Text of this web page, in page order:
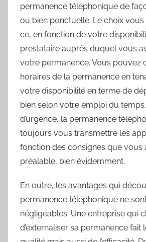
permanence téléphonique de
ou bien ponctuelle. Le choix
ce, en fonction de votre
prestataire auprès duquel vous
votre permanence. Vous pouvez
horaires de la permanence en
votre disponibilité en terme de
bien selon votre emploi du
d’urgence, la permanence
toujours vous transmettre les
fonction des consignes que vous
préalable, bien évidemment.
En outre, les avantages qui
permanence téléphonique ne
négligeables. Une entreprise qui
d’externaliser sa permanence fait